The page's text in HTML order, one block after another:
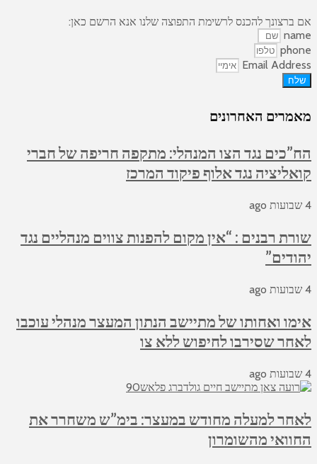
אם ברצונך להכנס לרשימת התפוצה שלנו אנא הרשם כאן:
name
phone
Email Address
שלח
מאמרים האחרונים
הח”כים נגד הצו המנהלי: מתקפה חריפה של חברי
קואליציה נגד אלוף פיקוד המרכז
4 שבועות ago
שורת רבנים : “אין מקום להפנות צווים מנהליים נגד
יהודים”
4 שבועות ago
אימו ואחותו של מתיישב הנתון המעצר מנהלי עוכבו
לאחר שסירבו לחיפוש ללא צו
4 שבועות ago
לאחר למעלה מחודש במעצר: בימ”ש משחרר את
החוואי מהשומרון